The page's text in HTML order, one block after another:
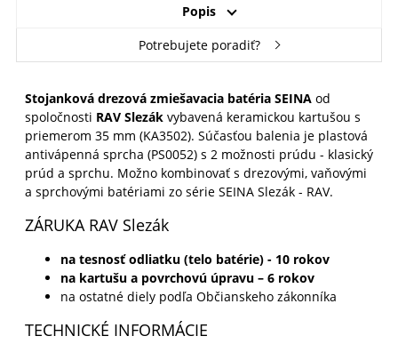
Popis
Potrebujete poradiť?
Stojanková drezová zmiešavacia batéria SEINA od
spoločnosti RAV Slezák vybavená keramickou kartušou s
priemerom 35 mm (KA3502). Súčasťou balenia je plastová
antivápenná sprcha (PS0052) s 2 možnosti prúdu - klasický
prúd a sprchu. Možno kombinovať s drezovými, vaňovými
a sprchovými batériami zo série SEINA Slezák - RAV.
ZÁRUKA RAV Slezák
na tesnosť odliatku (telo batérie) - 10 rokov
na kartušu a povrchovú úpravu – 6 rokov
na ostatné diely podľa Občianskeho zákonníka
TECHNICKÉ INFORMÁCIE